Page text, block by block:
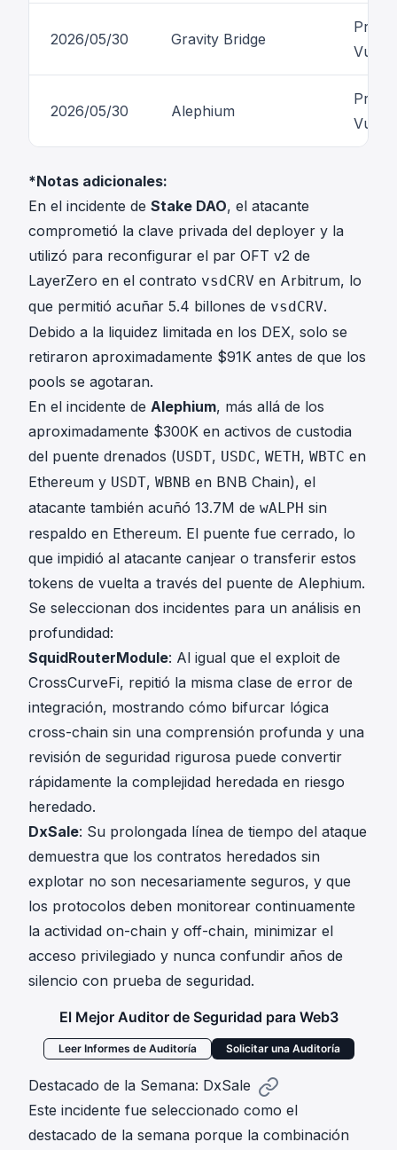
2026/05/30 Gravity Bridge
2026/05/30 Alephium
*Notas adicionales:
En el incidente de Stake DAO, el atacante
comprometió la clave privada del deployer y la
utilizó para reconfigurar el par OFT v2 de
LayerZero en el contrato vsdCRV en Arbitrum, lo
que permitió acuñar 5.4 billones de vsdCRV.
Debido a la liquidez limitada en los DEX, solo se
retiraron aproximadamente $91K antes de que los
pools se agotaran.
En el incidente de Alephium, más allá de los
aproximadamente $300K en activos de custodia
del puente drenados (USDT, USDC, WETH, WBTC en
Ethereum y USDT, WBNB en BNB Chain), el
atacante también acuñó 13.7M de wALPH sin
respaldo en Ethereum. El puente fue cerrado, lo
que impidió al atacante canjear o transferir estos
tokens de vuelta a través del puente de Alephium.
Se seleccionan dos incidentes para un análisis en
profundidad:
SquidRouterModule: Al igual que el exploit de
CrossCurveFi, repitió la misma clase de error de
integración, mostrando cómo bifurcar lógica
cross-chain sin una comprensión profunda y una
revisión de seguridad rigurosa puede convertir
rápidamente la complejidad heredada en riesgo
heredado.
DxSale: Su prolongada línea de tiempo del ataque
demuestra que los contratos heredados sin
explotar no son necesariamente seguros, y que
los protocolos deben monitorear continuamente
la actividad on-chain y off-chain, minimizar el
acceso privilegiado y nunca confundir años de
silencio con prueba de seguridad.
El Mejor Auditor de Seguridad para Web3
Leer Informes de Auditoría Solicitar una Auditoría
Destacado de la Semana: DxSale
Este incidente fue seleccionado como el
destacado de la semana porque la combinación